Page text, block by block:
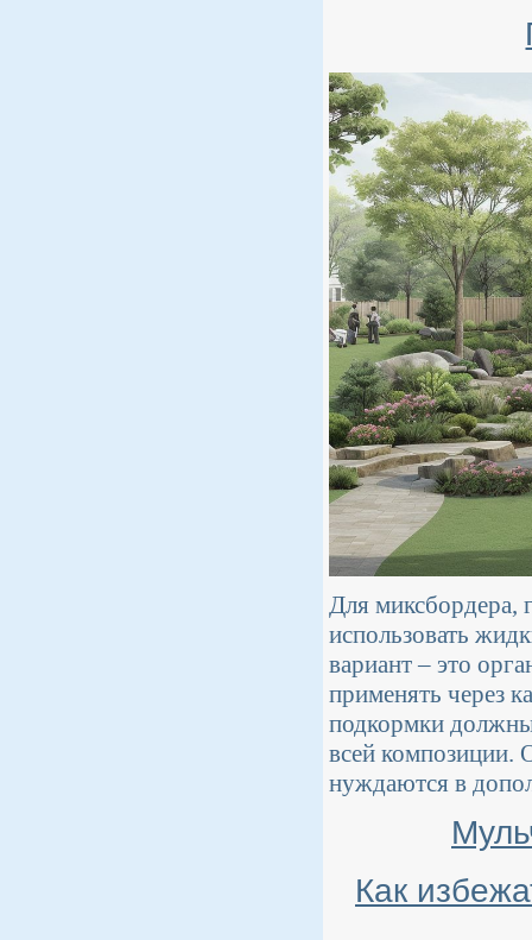
Для миксбордера,
использовать
вариант – это
применять через
подкормки
всей композиции.
нуждаются в
Как